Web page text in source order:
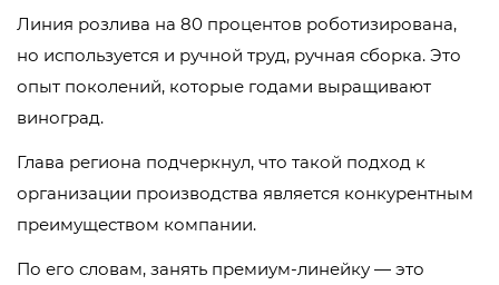
Линия розлива на 80 процентов роботизирована,
но используется и ручной труд, ручная сборка. Это
опыт поколений, которые годами выращивают
виноград.
Глава региона подчеркнул, что такой подход к
организации производства является конкурентным
преимуществом компании.
По его словам, занять премиум-линейку — это